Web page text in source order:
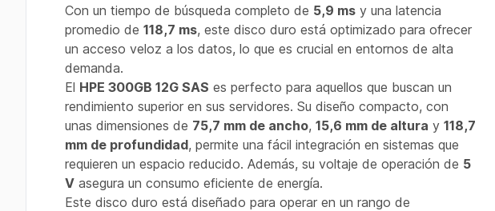
Con un tiempo de búsqueda completo de 5,9 ms y una latencia
promedio de 118,7 ms, este disco duro está optimizado para ofrecer
un acceso veloz a los datos, lo que es crucial en entornos de alta
demanda.
El HPE 300GB 12G SAS es perfecto para aquellos que buscan un
rendimiento superior en sus servidores. Su diseño compacto, con
unas dimensiones de 75,7 mm de ancho, 15,6 mm de altura y 118,7
mm de profundidad, permite una fácil integración en sistemas que
requieren un espacio reducido. Además, su voltaje de operación de 5
V asegura un consumo eficiente de energía.
Este disco duro está diseñado para operar en un rango de